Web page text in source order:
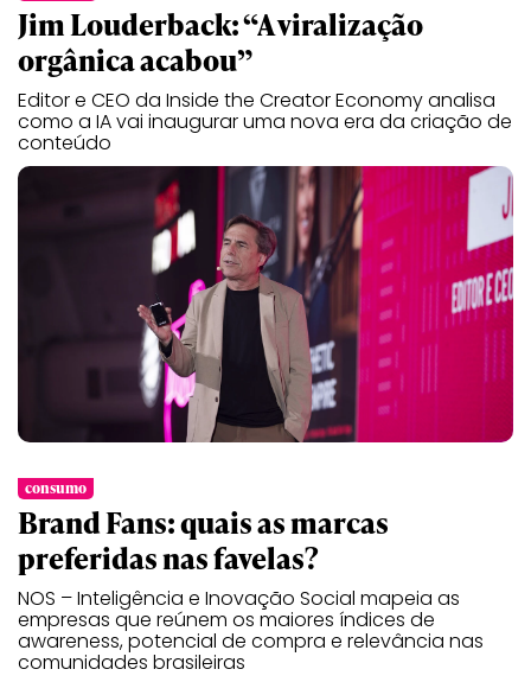
Jim Louderback: “A viralização
orgânica acabou”
Editor e CEO da Inside the Creator Economy analisa
como a IA vai inaugurar uma nova era da criação de
conteúdo
consumo
Brand Fans: quais as marcas
preferidas nas favelas?
NOS – Inteligência e Inovação Social mapeia as
empresas que reúnem os maiores índices de
awareness, potencial de compra e relevância nas
comunidades brasileiras